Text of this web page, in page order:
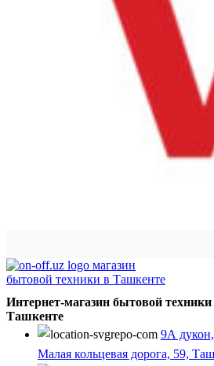
Интернет-магазин бытовой
Ташкенте
9А
Малая кольцевая дорога, 59,